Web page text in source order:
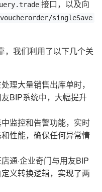
接口，以及向
singleSave
，我们利用了以下几个关
理大量销售出库单时，
BIP系统中，大幅提升
中监控和告警功能，实时
性能，确保任何异常情
通·企业奇门与用友BIP
义转换逻辑，实现了两